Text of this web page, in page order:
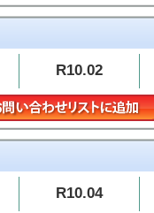
R10.02
R10.04